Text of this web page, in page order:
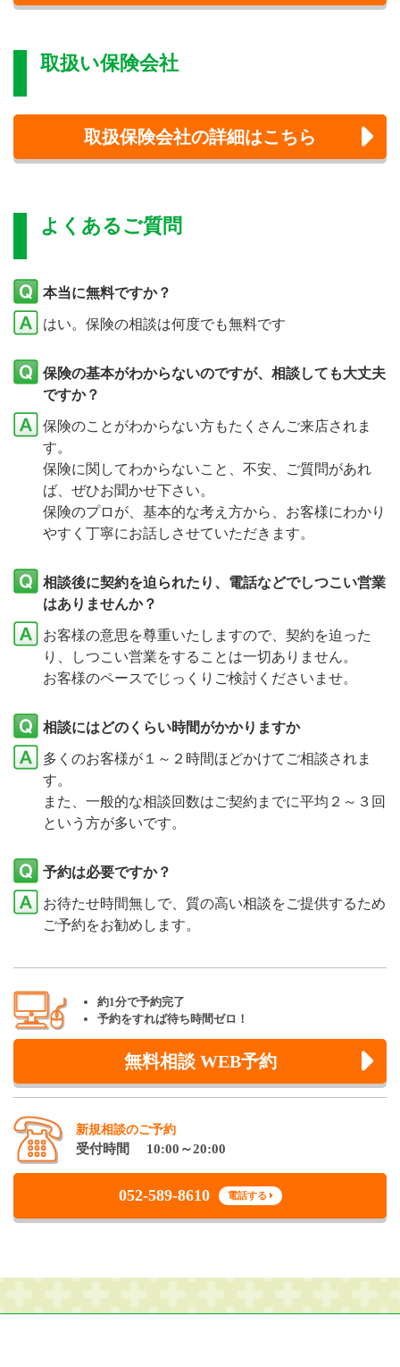
取扱い保険会社
取扱保険会社の詳細はこちら
よくあるご質問
本当に無料ですか？
はい。保険の相談は何度でも無料です
保険の基本がわからないのですが、相談しても大丈夫
ですか？
保険のことがわからない方もたくさんご来店されま
す。
保険に関してわからないこと、不安、ご質問があれ
ば、ぜひお聞かせ下さい。
保険のプロが、基本的な考え方から、お客様にわかり
やすく丁寧にお話しさせていただきます。
相談後に契約を迫られたり、電話などでしつこい営業
はありませんか？
お客様の意思を尊重いたしますので、契約を迫った
り、しつこい営業をすることは一切ありません。
お客様のペースでじっくりご検討くださいませ。
相談にはどのくらい時間がかかりますか
多くのお客様が１～２時間ほどかけてご相談されま
す。
また、一般的な相談回数はご契約までに平均２～３回
という方が多いです。
予約は必要ですか？
お待たせ時間無しで、質の高い相談をご提供するため
ご予約をお勧めします。
約1分で予約完了
予約をすれば待ち時間ゼロ！
無料相談 WEB予約
新規相談のご予約
受付時間 10:00～20:00
052-589-8610 電話する